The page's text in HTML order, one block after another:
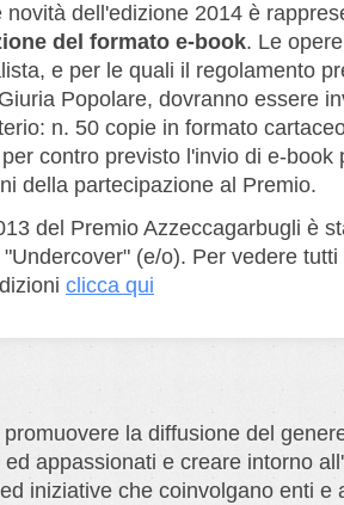
novità dell'edizione 2014 è
del formato e-book. Le
e per le quali il regolamento
Popolare, dovranno essere
n. 50 copie in formato
contro previsto l'invio di e-book
della partecipazione al Premio.
del Premio Azzeccagarbugli è
(e/o). Per vedere
clicca qui
la diffusione del
appassionati e creare intorno
iniziative che coinvolgano enti e